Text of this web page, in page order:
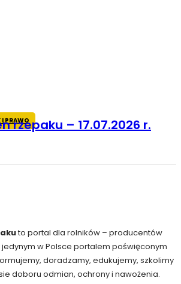
I PRAWO
rzepaku – 17.07.2026 r.
to portal dla rolników – producentów
w Polsce portalem poświęconym
doradzamy, edukujemy, szkolimy
doboru odmian, ochrony i nawożenia.